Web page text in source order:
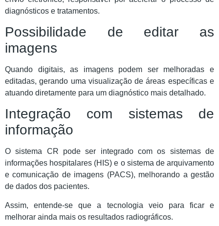
diagnósticos e tratamentos.
Possibilidade de editar as
imagens
Quando digitais, as imagens podem ser melhoradas e
editadas, gerando uma visualização de áreas específicas e
atuando diretamente para um diagnóstico mais detalhado.
Integração com sistemas de
informação
O sistema CR pode ser integrado com os sistemas de
informações hospitalares (HIS) e o sistema de arquivamento
e comunicação de imagens (PACS), melhorando a gestão
de dados dos pacientes.
Assim, entende-se que a tecnologia veio para ficar e
melhorar ainda mais os resultados radiográficos.